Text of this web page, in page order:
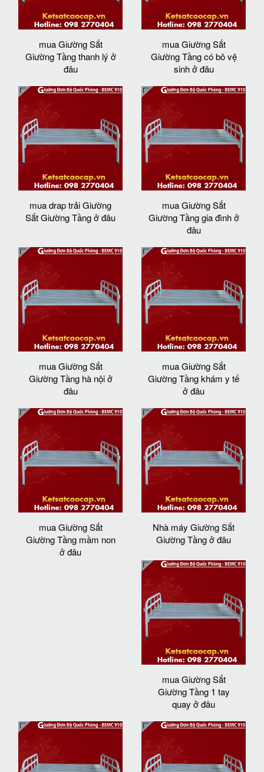
mua Giường Sắt
Giường Tầng thanh lý ở
đâu
mua Giường Sắt
Giường Tầng có bô vệ
sinh ở đâu
mua drap trải Giường
Sắt Giường Tầng ở đâu
mua Giường Sắt
Giường Tầng gia đình ở
đâu
mua Giường Sắt
Giường Tầng hà nội ở
đâu
mua Giường Sắt
Giường Tầng khám y tế
ở đâu
mua Giường Sắt
Giường Tầng mầm non
ở đâu
Nhà máy Giường Sắt
Giường Tầng ở đâu
mua Giường Sắt
Giường Tầng 1 tay
quay ở đâu